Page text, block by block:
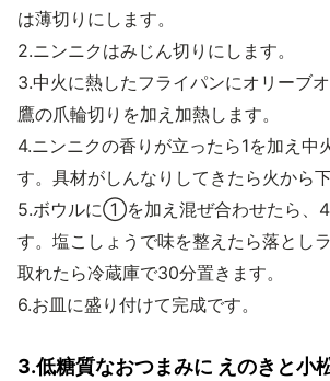
は薄切りにします。
2.ニンニクはみじん切りにします。
3.中火に熱したフライパンにオリーブオ
鷹の爪輪切りを加え加熱します。
4.ニンニクの香りが立ったら1を加え中
す。具材がしんなりしてきたら火から下
5.ボウルに①を加え混ぜ合わせたら、4
す。塩こしょうで味を整えたら落とし
取れたら冷蔵庫で30分置きます。
6.お皿に盛り付けて完成です。
3.低糖質なおつまみに えのきと小